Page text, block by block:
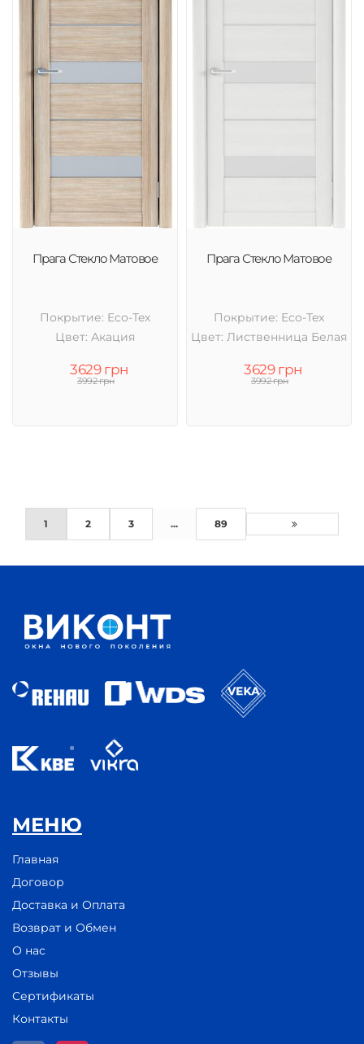
Прага Стекло Матовое
Покрытие: Eco-Tex
Цвет: Акация
3629 грн
3992 грн
Прага Стекло Матовое
Покрытие: Eco-Tex
Цвет: Лиственница Белая
3629 грн
3992 грн
1 2 3 ... 89
МЕНЮ
Главная
Договор
Доставка и Оплата
Возврат и Обмен
О нас
Отзывы
Сертификаты
Контакты